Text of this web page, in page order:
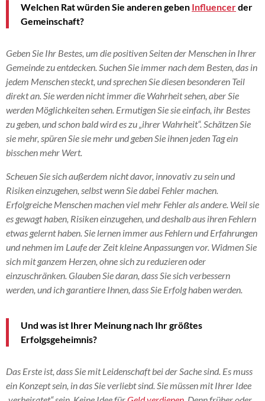
Welchen Rat würden Sie anderen geben Influencerder
Gemeinschaft?
Geben Sie Ihr Bestes, um die positiven Seiten der Menschen in Ihrer
Gemeinde zu entdecken. Suchen Sie immer nach dem Besten, das in
jedem Menschen steckt, und sprechen Sie diesen besonderen Teil
direkt an. Sie werden nicht immer die Wahrheit sehen, aber Sie
werden Möglichkeiten sehen. Ermutigen Sie sie einfach, ihr Bestes
zu geben, und schon bald wird es zu „ihrer Wahrheit“. Schätzen Sie
sie mehr, spüren Sie sie mehr und geben Sie ihnen jeden Tag ein
bisschen mehr Wert.
Scheuen Sie sich außerdem nicht davor, innovativ zu sein und
Risiken einzugehen, selbst wenn Sie dabei Fehler machen.
Erfolgreiche Menschen machen viel mehr Fehler als andere. Weil sie
es gewagt haben, Risiken einzugehen, und deshalb aus ihren Fehlern
etwas gelernt haben. Sie lernen immer aus Fehlern und Erfahrungen
und nehmen im Laufe der Zeit kleine Anpassungen vor. Widmen Sie
sich mit ganzem Herzen, ohne sich zu reduzieren oder
einzuschränken. Glauben Sie daran, dass Sie sich verbessern
werden, und ich garantiere Ihnen, dass Sie Erfolg haben werden.
Und was ist Ihrer Meinung nach Ihr größtes
Erfolgsgeheimnis?
Das Erste ist, dass Sie mit Leidenschaft bei der Sache sind. Es muss
ein Konzept sein, in das Sie verliebt sind. Sie müssen mit Ihrer Idee